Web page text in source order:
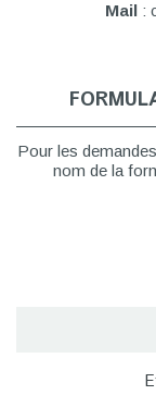
Mail :
Pour les
nom de la